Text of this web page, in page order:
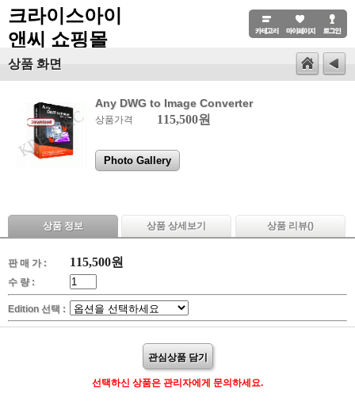
크라이스아이
앤씨 쇼핑몰
상품 화면
Any DWG to Image Converter
상품가격 115,500원
Photo Gallery
상품 정보 상품 상세보기 상품 리뷰()
판 매 가 : 115,500원
수 량 :
Edition 선택 :
관심상품 담기
선택하신 상품은 관리자에게 문의하세요.